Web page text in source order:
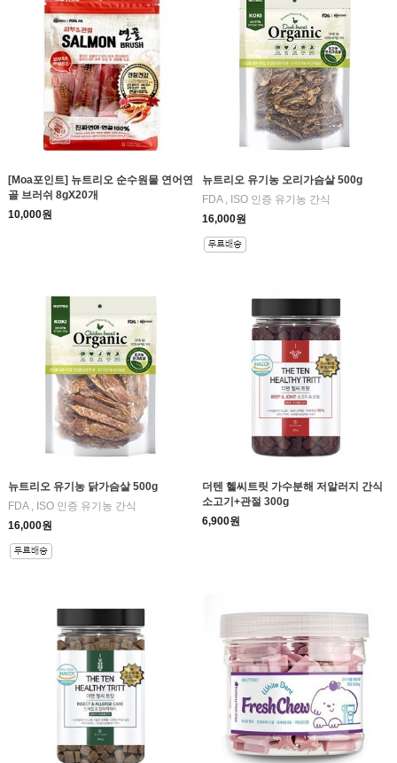
[Moa포인트] 뉴트리오 순수원물 연어연
골 브러쉬 8gX20개
10,000원
뉴트리오 유기농 오리가슴살 500g
FDA , ISO 인증 유기농 간식
16,000원
뉴트리오 유기농 닭가슴살 500g
FDA , ISO 인증 유기농 간식
16,000원
더텐 헬씨트릿 가수분해 저알러지 간식
소고기+관절 300g
6,900원